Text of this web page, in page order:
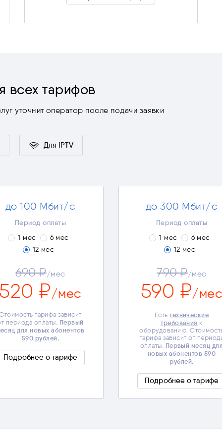
Скрыть подробности
всех тарифов
уточнит оператор после подачи заявки
Для IPTV
до 100 Мбит/с
Период оплаты
1 мес
6 мес
12 мес
690 ₽/мес
520 ₽/мес
тарифа зависит
периода оплаты. Первый
для новых абонентов
590 рублей.
Подробнее о тарифе
Удалённая работа
Окончательная стоимость
тарифа зависит от выбранных
периода оплаты.
Первый
месяц для новых абонентов
Полные условия
до 300 Мбит/с
Период оплаты
1 мес
6 мес
12 мес
790 ₽/мес
590 ₽/мес
Естьтехнические
требования к
оборудованию.
тарифа зависит от
оплаты. Первый месяц для
новых абонентов 590
рублей.
Подробнее о тарифе
Удалённая
технические требования
к
Первый
Полные
Скрыть подробности